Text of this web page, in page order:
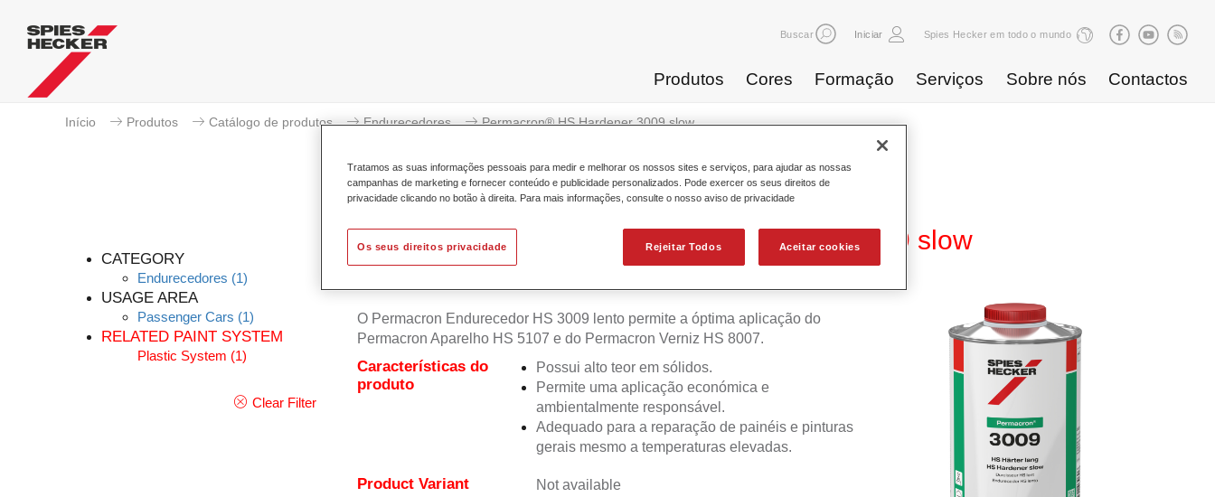
Buscar Iniciar Spies Hecker em todo o mundo
Produtos Cores Formação Serviços Sobre nós Contactos
Início Produtos Catálogo de produtos Endurecedores Permacron® HS Hardener 3009 slow
CATEGORY
Endurecedores (1)
USAGE AREA
Passenger Cars (1)
RELATED PAINT SYSTEM
Plastic System (1)
Clear Filter
Permacron® HS Hardener 3009 slow
O Permacron Endurecedor HS 3009 lento permite a óptima aplicação do
Permacron Aparelho HS 5107 e do Permacron Verniz HS 8007.
Características do
produto
Possui alto teor em sólidos.
Permite uma aplicação económica e
ambientalmente responsável.
Adequado para a reparação de painéis e pinturas
gerais mesmo a temperaturas elevadas.
Product Variant Not available
Tratamos as suas informações pessoais para medir e melhorar os nossos sites e serviços, para ajudar as nossas
campanhas de marketing e fornecer conteúdo e publicidade personalizados. Pode exercer os seus direitos de
privacidade clicando no botão à direita. Para mais informações, consulte o nosso aviso de privacidade
Rejeitar Todos Aceitar cookies
Os seus direitos privacidade